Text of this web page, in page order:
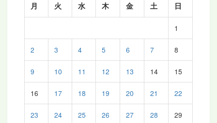
月 火 水 木 金 土 日
1
2 3 4 5 6 7 8
9 10 11 12 13 14 15
16 17 18 19 20 21 22
23 24 25 26 27 28 29